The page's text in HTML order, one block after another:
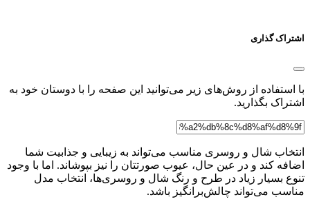
اشتراک گذاری
با استفاده از روش‌های زیر می‌توانید این صفحه را با دوستان خود به
اشتراک بگذارید.
انتخاب شال و روسری مناسب می‌تواند به زیبایی و جذابیت شما
اضافه کند و در عین حال، عیوب صورتتان را نیز بپوشاند. اما با وجود
تنوع بسیار زیاد در طرح و رنگ شال و روسری‌ها، انتخاب مدل
مناسب می‌تواند چالش‌برانگیز باشد.